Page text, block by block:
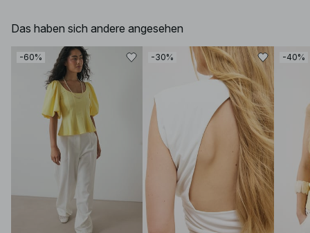
Das haben sich andere angesehen
-60% -30% -40%